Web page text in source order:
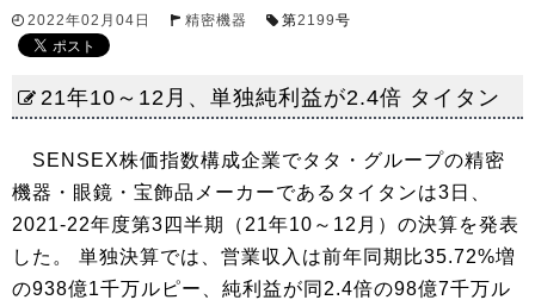
2022年02月04日 精密機器 第2199号
21年10～12月、単独純利益が2.4倍 タイタン
SENSEX株価指数構成企業でタタ・グループの精密
機器・眼鏡・宝飾品メーカーであるタイタンは3日、
2021-22年度第3四半期（21年10～12月）の決算を発表
した。 単独決算では、営業収入は前年同期比35.72%増
の938億1千万ルピー、純利益が同2.4倍の98億7千万ル